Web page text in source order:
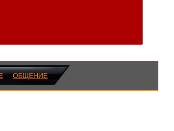
ОБЩЕНИЕ